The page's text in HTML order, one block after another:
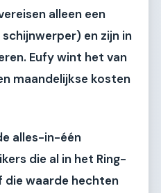
alleen een
en zijn in
Eufy wint het van
maandelijkse kosten
alles-in-één
die al in het Ring-
waarde hechten